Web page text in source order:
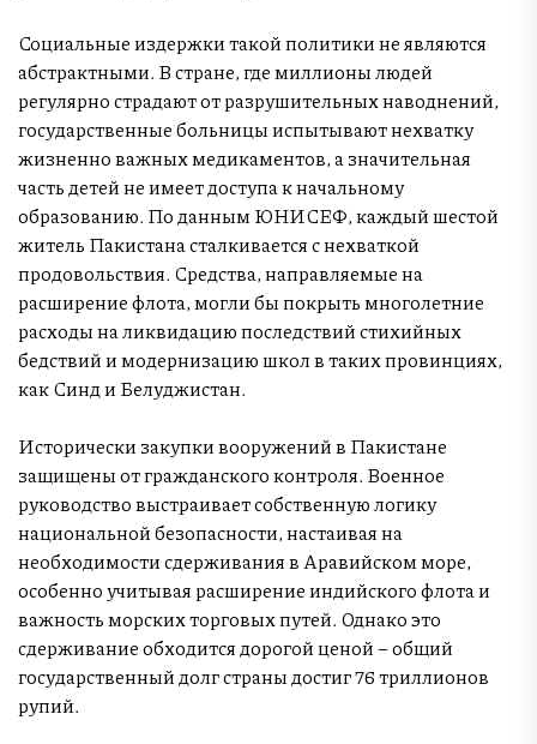
Социальные издержки такой политики не являются
абстрактными. В стране, где миллионы людей
регулярно страдают от разрушительных наводнений,
государственные больницы испытывают нехватку
жизненно важных медикаментов, а значительная
часть детей не имеет доступа к начальному
образованию. По данным ЮНИСЕФ, каждый шестой
житель Пакистана сталкивается с нехваткой
продовольствия. Средства, направляемые на
расширение флота, могли бы покрыть многолетние
расходы на ликвидацию последствий стихийных
бедствий и модернизацию школ в таких провинциях,
как Синд и Белуджистан.
Исторически закупки вооружений в Пакистане
защищены от гражданского контроля. Военное
руководство выстраивает собственную логику
национальной безопасности, настаивая на
необходимости сдерживания в Аравийском море,
особенно учитывая расширение индийского флота и
важность морских торговых путей. Однако это
сдерживание обходится дорогой ценой – общий
государственный долг страны достиг 76 триллионов
рупий.